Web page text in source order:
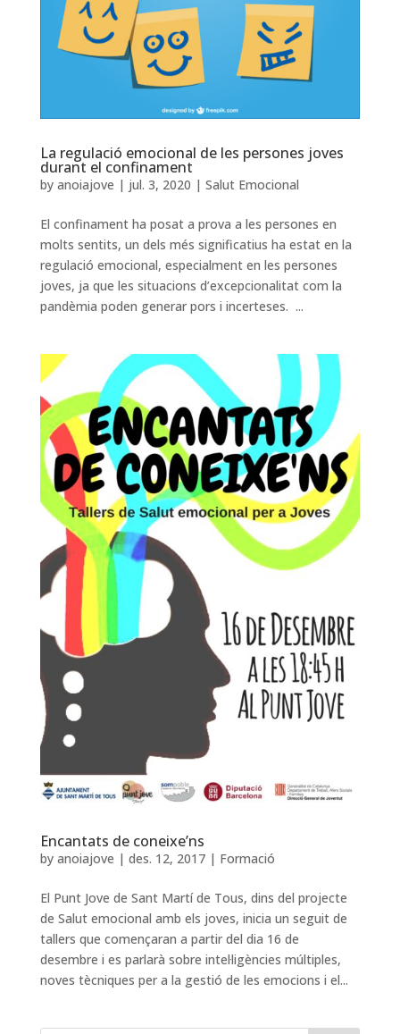
La regulació emocional de les persones joves
durant el confinament
by anoiajove | jul. 3, 2020 | Salut Emocional
El confinament ha posat a prova a les persones en
molts sentits, un dels més significatius ha estat en la
regulació emocional, especialment en les persones
joves, ja que les situacions d’excepcionalitat com la
pandèmia poden generar pors i incerteses. ...
Encantats de coneixe’ns
by anoiajove | des. 12, 2017| Formació
El Punt Jove de Sant Martí de Tous, dins del projecte
de Salut emocional amb els joves, inicia un seguit de
tallers que començaran a partir del dia 16 de
desembre i es parlarà sobre intel·ligències múltiples,
noves tècniques per a la gestió de les emocions i el...